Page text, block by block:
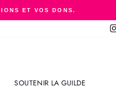
ET VOS DONS.
SOUTENIR LA GUILDE